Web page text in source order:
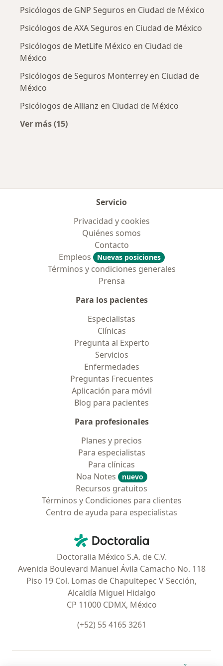
Psicólogos de GNP Seguros en Ciudad de México
Psicólogos de AXA Seguros en Ciudad de México
Psicólogos de MetLife México en Ciudad de
México
Psicólogos de Seguros Monterrey en Ciudad de
México
Psicólogos de Allianz en Ciudad de México
Ver más (15)
Servicio
Privacidad y cookies
Quiénes somos
Contacto
Empleos
Nuevas posiciones
Términos y condiciones generales
Prensa
Para los pacientes
Especialistas
Clínicas
Pregunta al Experto
Servicios
Enfermedades
Preguntas Frecuentes
Aplicación para móvil
Blog para pacientes
Para profesionales
Planes y precios
Para especialistas
Para clínicas
Noa Notes
nuevo
Recursos gratuitos
Términos y Condiciones para clientes
Centro de ayuda para especialistas
Doctoralia - Página de inicio
Doctoralia México S.A. de C.V.
Avenida Boulevard Manuel Ávila Camacho No. 118
Piso 19 Col. Lomas de Chapultepec V Sección,
Alcaldía Miguel Hidalgo
CP 11000 CDMX, México
(+52) 55 4165 3261